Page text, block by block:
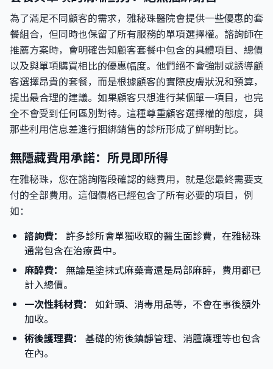
為了滿足不同顧客的需求，雅秘珠醫院會提供一些優惠的套
餐組合，但同時也保留了所有服務的單項選擇權。諮詢師在
推薦方案時，會明確告知顧客套餐中包含的具體項目、總價
以及與單項購買相比的優惠幅度。他們絕不會強制或誘導顧
客選擇昂貴的套餐，而是根據顧客的實際皮膚狀況和預算，
提出最合理的建議。如果顧客只想進行某個單一項目，也完
全不會受到任何區別對待。這種尊重顧客選擇權的態度，與
那些利用信息差進行捆綁銷售的診所形成了鮮明對比。
無隱藏費用承諾：所見即所得
在雅秘珠，您在諮詢階段確認的總費用，就是您最終需要支
付的全部費用。這個價格已經包含了所有必要的項目，例
如：
諮詢費：
許多診所會單獨收取的醫生面診費，在雅秘珠
通常包含在治療費中。
麻醉費：
無論是塗抹式麻藥膏還是局部麻醉，費用都已
計入總價。
一次性耗材費：
如針頭、消毒用品等，不會在事後額外
加收。
術後護理費：
基礎的術後鎮靜管理、消腫護理等也包含
在內。